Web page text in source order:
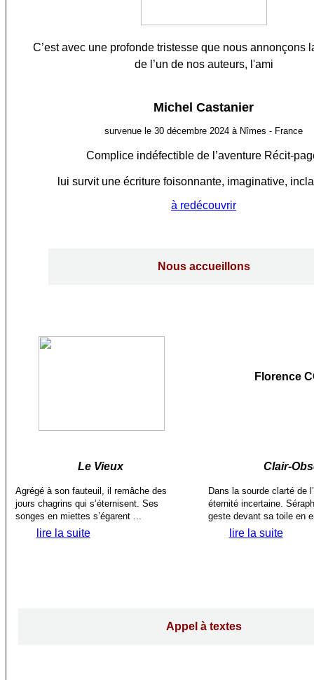
C’est avec une profonde tristesse que nous annonçons
de l’un de nos auteurs, l'ami
Michel Castanier
survenue le 30 décembre 2024 à Nîmes - France
Complice indéfectible de l’aventure Récit-
lui survit une écriture foisonnante, imaginative,
à redécouvrir
Nous accueillons
Florence
Le Vieux
Agrégé à son fauteuil, il remâche des
jours chagrins qui s’éternisent. Ses
songes en miettes s’égarent ...
lire la suite
Clair-
Dans la sourde clarté de
éternité incertaine.
geste devant sa toile en
lire la suite
Appel à textes